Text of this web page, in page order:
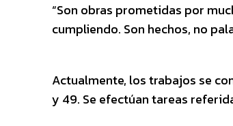
“Son obras prometidas por
cumpliendo. Son hechos, no
Actualmente, los trabajos se
y 49. Se efectúan tareas